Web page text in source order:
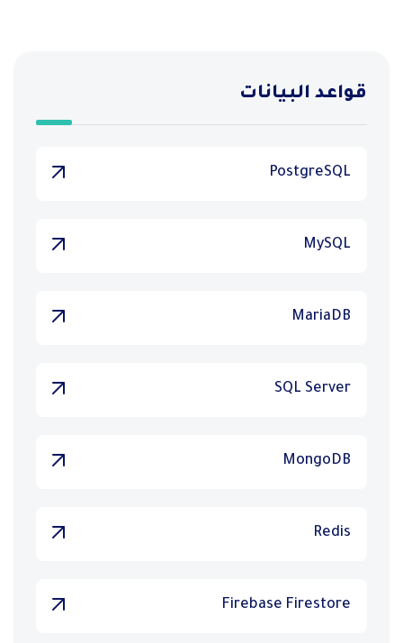
قواعد البيانات
PostgreSQL
MySQL
MariaDB
SQL Server
MongoDB
Redis
Firebase Firestore